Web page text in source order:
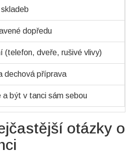
dopředu
(telefon, dveře, rušivé vlivy)
dechová příprava
a být v tanci sám sebou
otázky o